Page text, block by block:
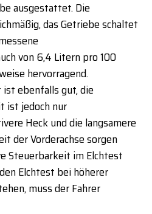
ausgestattet. Die
das Getriebe schaltet
von 6,4 Litern pro 100
hervorragend.
ebenfalls gut, die
ist jedoch nur
Heck und die langsamere
der Vorderachse sorgen
Steuerbarkeit im Elchtest
Elchtest bei höherer
muss der Fahrer